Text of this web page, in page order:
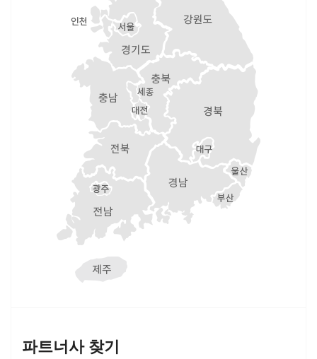
파트너사 찾기